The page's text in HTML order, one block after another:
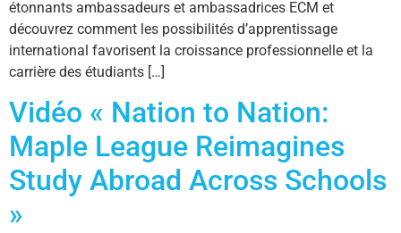
étonnants ambassadeurs et ambassadrices ECM et
découvrez comment les possibilités d’apprentissage
international favorisent la croissance professionnelle et la
carrière des étudiants […]
Vidéo « Nation to Nation:
Maple League Reimagines
Study Abroad Across Schools
»